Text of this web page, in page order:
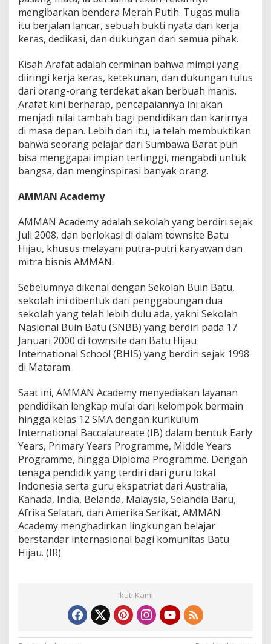
mengibarkan bendera Merah Putih. Tugas mulia
itu berjalan lancar, sebuah bukti nyata dari kerja
keras, dedikasi, dan dukungan dari semua pihak.
Kisah Arafat adalah cerminan bahwa mimpi yang
diiringi kerja keras, ketekunan, dan dukungan tulus
dari orang-orang terdekat akan berbuah manis.
Arafat kini berharap, pencapaiannya ini akan
menjadi nilai tambah bagi pendidikan dan karirnya
di masa depan. Lebih dari itu, ia telah membuktikan
bahwa seorang pelajar dari Sumbawa Barat pun
bisa menggapai impian tertinggi, mengabdi untuk
bangsa, dan menginspirasi banyak orang.
AMMAN Academy
AMMAN Academy adalah sekolah yang berdiri sejak
Juli 2008, dan berlokasi di dalam townsite Batu
Hijau, khusus melayani putra-putri karyawan dan
mitra bisnis AMMAN.
Sebelumnya dikenal dengan Sekolah Buin Batu,
sekolah ini dibentuk dari penggabungan dua
sekolah yang telah lebih dulu ada, yakni Sekolah
Nasional Buin Batu (SNBB) yang berdiri pada 17
Januari 2000 di townsite dan Batu Hijau
International School (BHIS) yang berdiri sejak 1998
di Mataram.
Saat ini, AMMAN Academy menyediakan layanan
pendidikan lengkap mulai dari kelompok bermain
hingga kelas 12 SMA dengan kurikulum
International Baccalaureate (IB) dalam bentuk Early
Years, Primary Years Programme, Middle Years
Programme, hingga Diploma Programme. Dengan
tenaga pendidik yang terdiri dari guru lokal
Indonesia serta guru ekspatriat dari Australia,
Kanada, India, Belanda, Malaysia, Selandia Baru,
Afrika Selatan, dan Amerika Serikat, AMMAN
Academy menghadirkan lingkungan belajar
berstandar internasional bagi komunitas Batu
Hijau. (IR)
Ikuti Kami